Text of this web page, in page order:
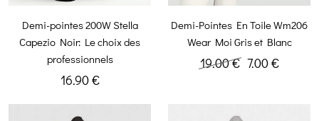
Demi-pointes 200W Stella
Capezio Noir: Le choix des
professionnels
16.90 €
Demi-Pointes En Toile Wm206
Wear Moi Gris et Blanc
19.00 € 7.00 €